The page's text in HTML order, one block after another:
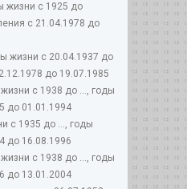
жизни с 1925 до
с 21.04.1978 до
жизни с 20.04.1937 до
до 19.07.1985
с 1938 до ..., годы
до 01.01.1994
с 1935 до ..., годы
до 16.08.1996
с 1938 до ..., годы
до 13.01.2004